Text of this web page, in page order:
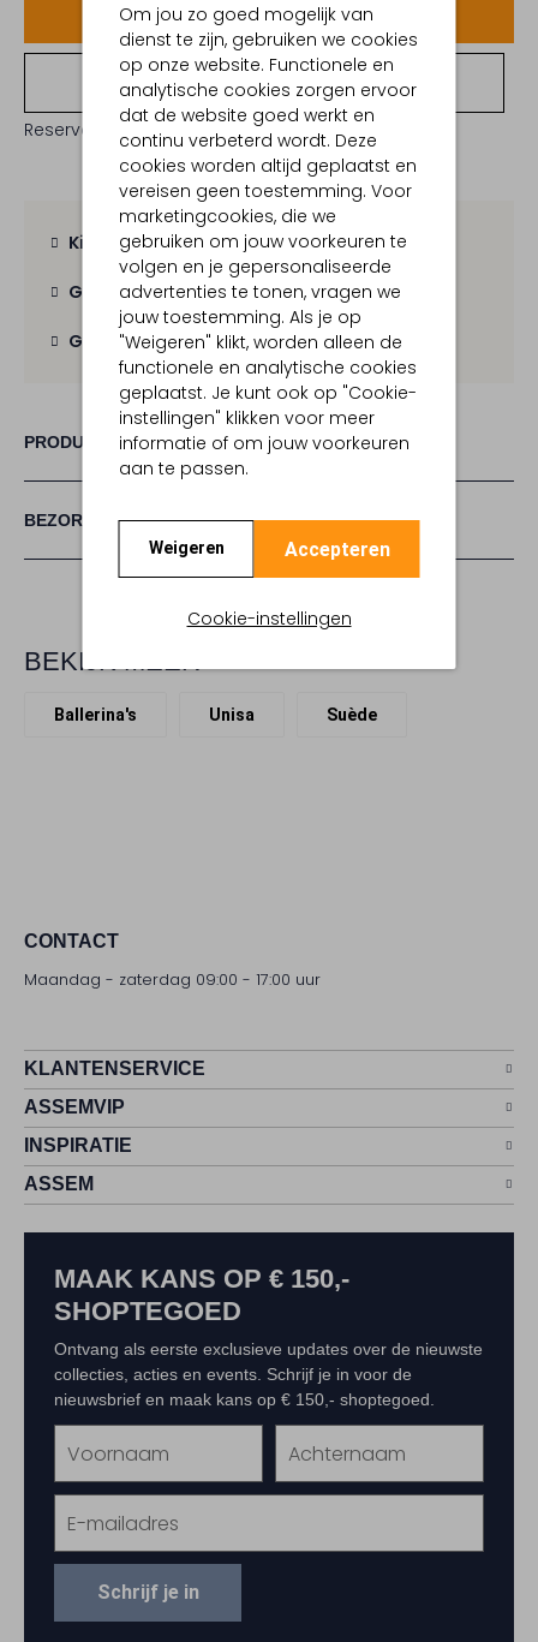
Om jou zo goed mogelijk van
dienst te zijn, gebruiken we cookies
op onze website. Functionele en
analytische cookies zorgen ervoor
dat de website goed werkt en
continu verbeterd wordt. Deze
cookies worden altijd geplaatst en
vereisen geen toestemming. Voor
marketingcookies, die we
gebruiken om jouw voorkeuren te
volgen en je gepersonaliseerde
advertenties te tonen, vragen we
jouw toestemming. Als je op
"Weigeren" klikt, worden alleen de
functionele en analytische cookies
geplaatst. Je kunt ook op "Cookie-
instellingen" klikken voor meer
informatie of om jouw voorkeuren
aan te passen.
Weigeren Accepteren
Cookie-instellingen
Voeg toe
Bekijk winkelvoorraad
Reserveer direct in een van onze 19 boutiques
Kies zelf je bezorgmoment
Gratis verzending vanaf € 100,-
Gratis retourbinnen 30 dagen
PRODUCT INFORMATIE
BEZORGEN & RETOURNEREN
BEKIJK MEER
Ballerina's Unisa Suède
CONTACT
Maandag - zaterdag 09:00 - 17:00 uur
KLANTENSERVICE
ASSEMVIP
INSPIRATIE
ASSEM
MAAK KANS OP € 150,-
SHOPTEGOED
Ontvang als eerste exclusieve updates over de nieuwste
collecties, acties en events. Schrijf je in voor de
nieuwsbrief en maak kans op € 150,- shoptegoed.
Schrijf je in